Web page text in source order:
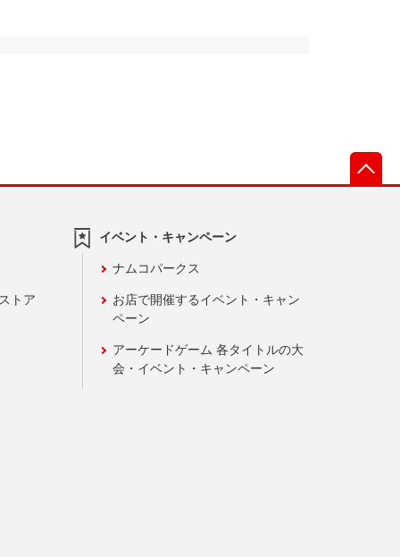
トア
イベント・キャンペーン
ナムコパークス
お店で開催するイベント・キャン
ペーン
アーケードゲーム 各タイトルの大
会・イベント・キャンペーン